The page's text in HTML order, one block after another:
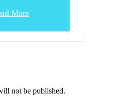
More
not be published.